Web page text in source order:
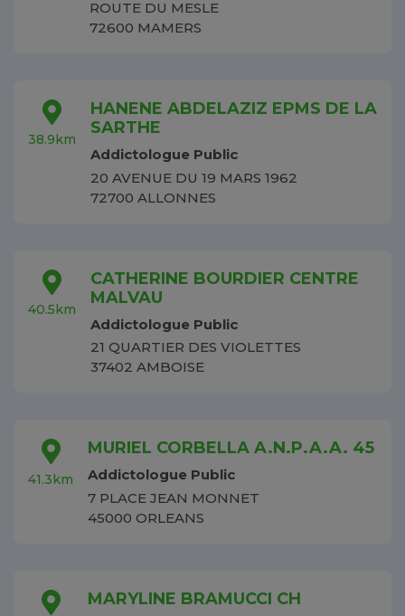
ROUTE DU MESLE
72600 MAMERS
38.9km
HANENE ABDELAZIZ EPMS DE LA
SARTHE
Addictologue Public
20 AVENUE DU 19 MARS 1962
72700 ALLONNES
40.5km
CATHERINE BOURDIER CENTRE
MALVAU
Addictologue Public
21 QUARTIER DES VIOLETTES
37402 AMBOISE
41.3km
MURIEL CORBELLA A.N.P.A.A. 45
Addictologue Public
7 PLACE JEAN MONNET
45000 ORLEANS
MARYLINE BRAMUCCI CH